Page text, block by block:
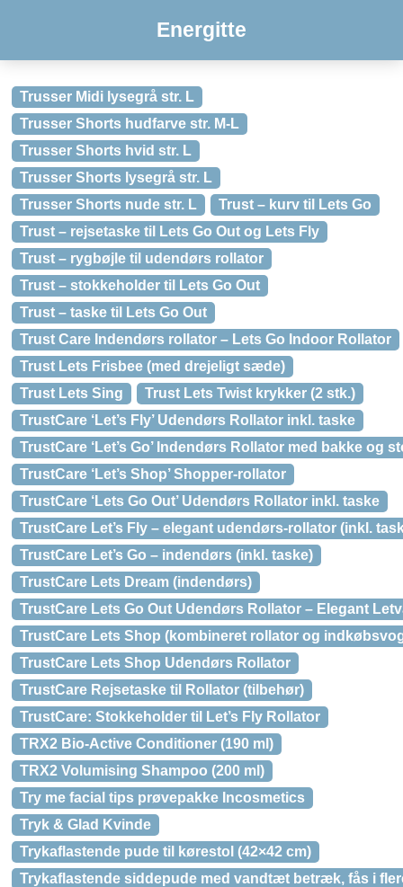
Energitte
Trusser Midi lysegrå str. L
Trusser Shorts hudfarve str. M-L
Trusser Shorts hvid str. L
Trusser Shorts lysegrå str. L
Trusser Shorts nude str. L
Trust – kurv til Lets Go
Trust – rejsetaske til Lets Go Out og Lets Fly
Trust – rygbøjle til udendørs rollator
Trust – stokkeholder til Lets Go Out
Trust – taske til Lets Go Out
Trust Care Indendørs rollator – Lets Go Indoor Rollator
Trust Lets Frisbee (med drejeligt sæde)
Trust Lets Sing
Trust Lets Twist krykker (2 stk.)
TrustCare ‘Let’s Fly’ Udendørs Rollator inkl. taske
TrustCare ‘Let’s Go’ Indendørs Rollator med bakke og
TrustCare ‘Let’s Shop’ Shopper-rollator
TrustCare ‘Lets Go Out’ Udendørs Rollator inkl. taske
TrustCare Let’s Fly – elegant udendørs-rollator (inkl.
TrustCare Let’s Go – indendørs (inkl. taske)
TrustCare Lets Dream (indendørs)
TrustCare Lets Go Out Udendørs Rollator – Elegant
TrustCare Lets Shop (kombineret rollator og
TrustCare Lets Shop Udendørs Rollator
TrustCare Rejsetaske til Rollator (tilbehør)
TrustCare: Stokkeholder til Let’s Fly Rollator
TRX2 Bio-Active Conditioner (190 ml)
TRX2 Volumising Shampoo (200 ml)
Try me facial tips prøvepakke Incosmetics
Tryk & Glad Kvinde
Trykaflastende pude til kørestol (42×42 cm)
Trykaflastende siddepude med vandtæt betræk, fås i